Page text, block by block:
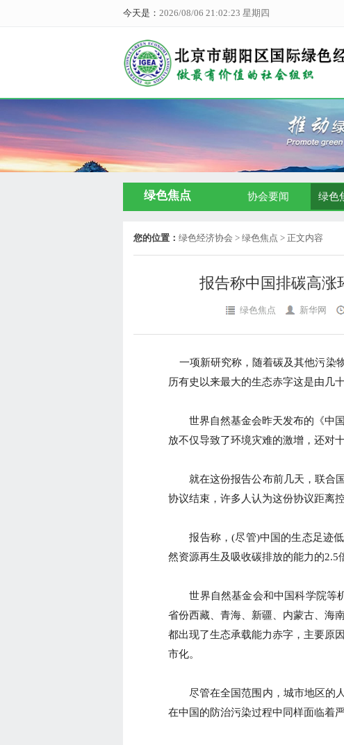
今天是： 2026/08/06 21:02:23 星期四
绿色焦点 协会要闻 绿色
您的位置： 绿色经济协会 > 绿色焦点 > 正文内容
报告称中国排碳高涨
绿色焦点 新华网
一项新研究称，随着碳及其他污染
历有史以来最大的生态赤字这是由几
世界自然基金会昨天发布的《中国
放不仅导致了环境灾难的激增，还对
就在这份报告公布前几天，联合国
协议结束，许多人认为这份协议距离
报告称，(尽管)中国的生态足迹低
然资源再生及吸收碳排放的能力的2.5
世界自然基金会和中国科学院等机
省份西藏、青海、新疆、内蒙古、海
都出现了生态承载能力赤字，主要原
市化。
尽管在全国范围内，城市地区的人
在中国的防治污染过程中同样面临着严